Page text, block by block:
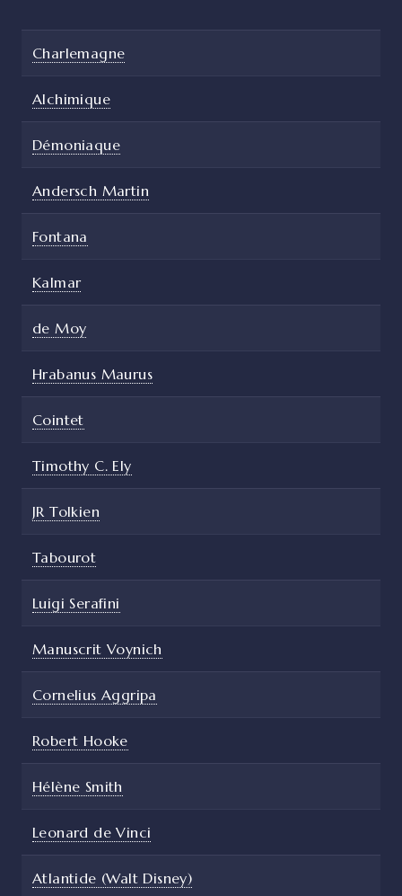
Charlemagne
Alchimique
Démoniaque
Andersch Martin
Fontana
Kalmar
de Moy
Hrabanus Maurus
Cointet
Timothy C. Ely
JR Tolkien
Tabourot
Luigi Serafini
Manuscrit Voynich
Cornelius Aggripa
Robert Hooke
Hélène Smith
Leonard de Vinci
Atlantide (Walt Disney)